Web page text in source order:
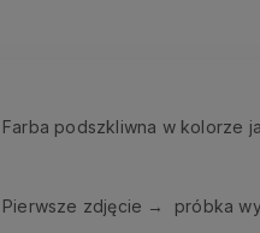
Farba podszkliwna w kolorze
Pierwsze zdjęcie → próbka